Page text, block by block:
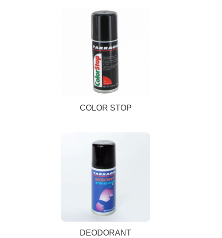
COLOR STOP
DEODORANT